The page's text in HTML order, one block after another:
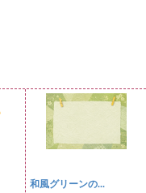
和風グリーンの...